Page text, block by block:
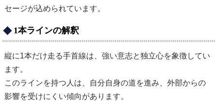
セージが込められています。
1本ラインの解釈
縦に1本だけ走る手首線は、強い意志と独立心を象徴してい
ます。
このラインを持つ人は、自分自身の道を進み、外部からの
影響を受けにくい傾向があります。